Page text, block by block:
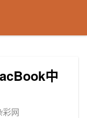
中
彩网